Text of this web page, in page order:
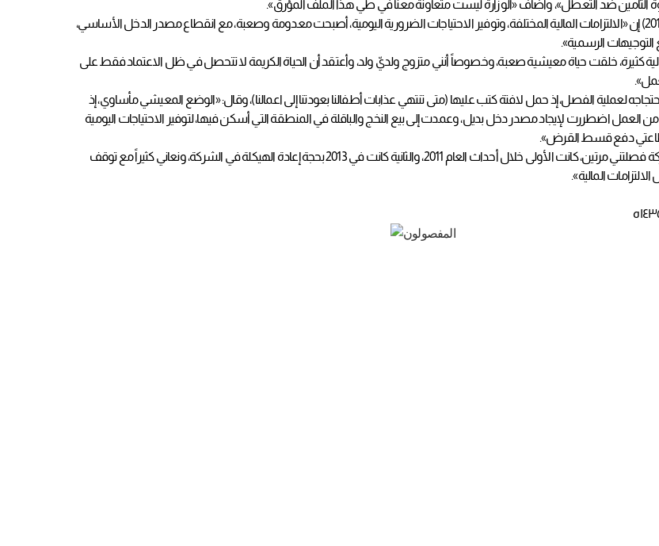
التأمين ضد التعطل»، وأضاف «الوزارة ليست متعاونة معنا في طي هذا الملف المؤرق».
من جهتها، قالت زينب فتح الله الملا (مفصولة من شركة طيران الخليج، منذ أبريل/ نيسان 2013) إن «الالتزامات المالية المختلفة، وتوفير الاحتياجات الضرورية اليومية، أصبحت معدومة وصعبة، مع انقطاع مصدر الدخل الأساسي،
التوجيهات الرسمية».
في تزايد، والالتزامات المالية كثيرة، خلقت حياة معيشية صعبة، وخصوصاً أنني متزوج ولديّ ولد، وأعتقد أن الحياة الكريمة لا تتحصل في ظل الاعتماد فقط على
أحمد (مفصول من شركة ترافكو، منذ العام 2011) في التعبير عن احتجاجه لعملية الفصل، إذ حمل لافتة كتب عليها (متى تنتهي عذابات أطفالنا بعودتنا إلى اعمالنا)، وقال: «الوضع المعيشي مأساوي، إذ
العمل اضطررت لإيجاد مصدر دخل بديل، وعمدت إلى بيع النخج والباقلة في المنطقة التي أسكن فيها، لتوفير الاحتياجات اليومية
دفع قسط القرض».
من جانب آخر، أفاد ياسر عبدالله (مفصول من شركة طيران الخليج، منذ أبريل 2013) أن «الشركة فصلتني مرتين، كانت الأولى خلال أحداث العام 2011، والثانية كانت في 2013 بحجة إعادة الهيكلة في الشركة، ونعاني كثيراً مع توقف